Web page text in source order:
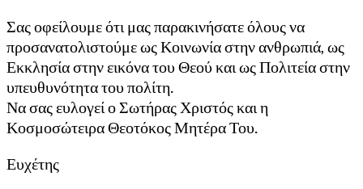
Σας οφείλουμε ότι μας παρακινήσατε όλους να
προσανατολιστούμε ως Κοινωνία στην ανθρωπιά, ως
Εκκλησία στην εικόνα του Θεού και ως Πολιτεία στην
υπευθυνότητα του πολίτη.
Να σας ευλογεί ο Σωτήρας Χριστός και η
Κοσμοσώτειρα Θεοτόκος Μητέρα Του.
Ευχέτης